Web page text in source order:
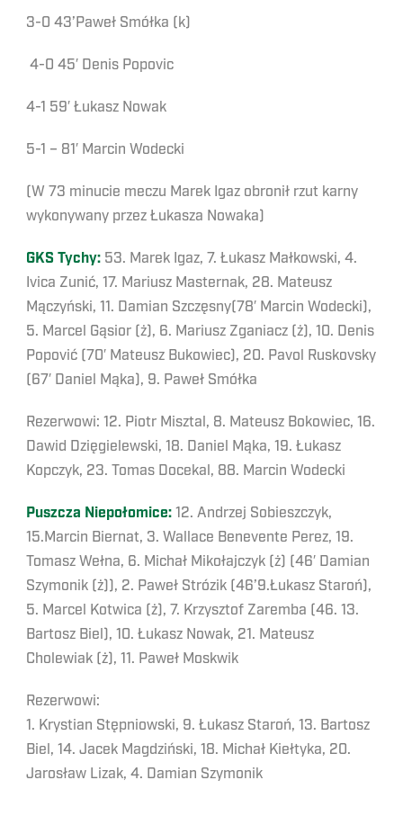
3-0 43’Paweł Smółka (k)
4-0 45′ Denis Popovic
4-1 59′ Łukasz Nowak
5-1 – 81′ Marcin Wodecki
(W 73 minucie meczu Marek Igaz obronił rzut karny
wykonywany przez Łukasza Nowaka)
GKS Tychy: 53. Marek Igaz, 7. Łukasz Małkowski, 4.
Ivica Zunić, 17. Mariusz Masternak, 28. Mateusz
Mączyński, 11. Damian Szczęsny(78′ Marcin Wodecki),
5. Marcel Gąsior (ż), 6. Mariusz Zganiacz (ż), 10. Denis
Popović (70′ Mateusz Bukowiec), 20. Pavol Ruskovsky
(67′ Daniel Mąka), 9. Paweł Smółka
Rezerwowi: 12. Piotr Misztal, 8. Mateusz Bokowiec, 16.
Dawid Dzięgielewski, 18. Daniel Mąka, 19. Łukasz
Kopczyk, 23. Tomas Docekal, 88. Marcin Wodecki
Puszcza Niepołomice: 12. Andrzej Sobieszczyk,
15.Marcin Biernat, 3. Wallace Benevente Perez, 19.
Tomasz Wełna, 6. Michał Mikołajczyk (ż) (46′ Damian
Szymonik (ż)), 2. Paweł Strózik (46’9.Łukasz Staroń),
5. Marcel Kotwica (ż), 7. Krzysztof Zaremba (46. 13.
Bartosz Biel), 10. Łukasz Nowak, 21. Mateusz
Cholewiak (ż), 11. Paweł Moskwik
Rezerwowi:
1. Krystian Stępniowski, 9. Łukasz Staroń, 13. Bartosz
Biel, 14. Jacek Magdziński, 18. Michał Kiełtyka, 20.
Jarosław Lizak, 4. Damian Szymonik